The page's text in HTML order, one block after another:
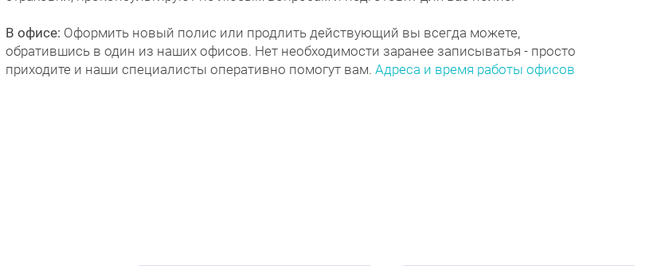
В офисе: Оформить новый полис или продлить действующий вы всегда можете,
обратившись в один из наших офисов. Нет необходимости заранее записыватья - просто
приходите и наши специалисты оперативно помогут вам.Адреса и время работы офисов